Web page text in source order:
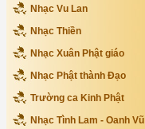
Nhạc Vu Lan
Nhạc Thiền
Nhạc Xuân Phật giáo
Nhạc Phật thành Đạo
Trường ca Kinh Phật
Nhạc Tình Lam - Oanh Vũ